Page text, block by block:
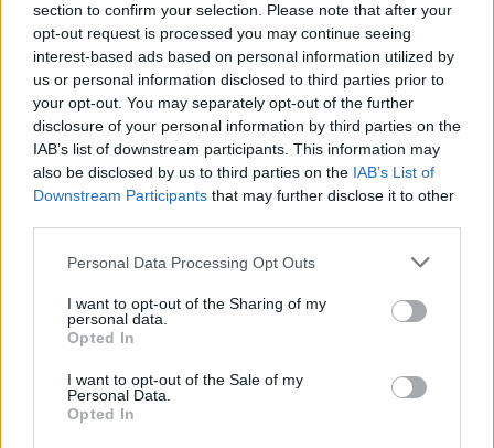
section to confirm your selection. Please note that after your
opt-out request is processed you may continue seeing
interest-based ads based on personal information utilized by
us or personal information disclosed to third parties prior to
your opt-out. You may separately opt-out of the further
disclosure of your personal information by third parties on the
IAB’s list of downstream participants. This information may
also be disclosed by us to third parties on the IAB’s List of
Downstream Participants that may further disclose it to other
Please note that this website/app uses one or more Google
not limited to your visit or usage behaviour. You may click to
grant or deny consent to Google and its third-party tags to
use your data for below specified purposes in below Google
consent section.
Personal Data Processing Opt Outs
I want to opt-out of the Sharing of my
personal data.
Opted In
I want to opt-out of the Sale of my
Personal Data.
Opted In
Γεωπόνος - Σύμβουλος Πωλήσεων - Tavros,
Attica, Greece
Πρακτική Άσκηση (Λογιστήριο) - Tavros, Attica,
Greece
Μπορείτε να δείτε όλες τις σχετικές πληροφορίες
αναφορικά με τις θέσεις εργασίας και να κάνετε
την αίτηση σας στον ακόλουθο σύνδεσμο,
εδώ
μόνο 2 ημέρες στα χέρια σας